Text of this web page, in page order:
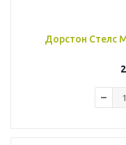
Дорстон Стелс